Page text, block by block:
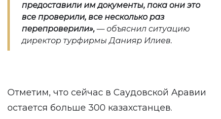
предоставили им документы, пока они это
все проверили, все несколько раз
перепроверили», — объяснил ситуацию
директор турфирмы Данияр Илиев.
Отметим, что сейчас в Саудовской Аравии
остается больше 300 казахстанцев.